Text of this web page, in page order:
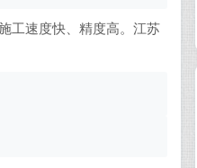
工速度快、精度高。江苏